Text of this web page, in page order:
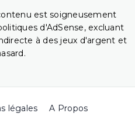
est soigneusement
d'AdSense, excluant
à des jeux d'argent et
légales A Propos